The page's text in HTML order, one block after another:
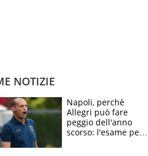
NOTIZIE
Napoli, perchè
Allegri può fare
peggio dell'anno
scorso: l'esame per